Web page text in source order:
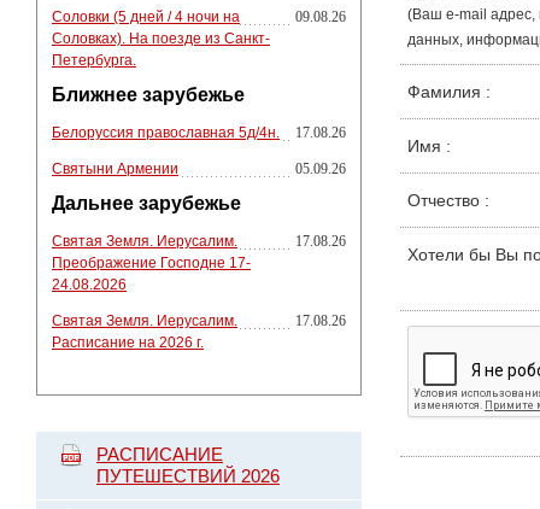
Соловки (5 дней / 4 ночи на
Соловках). На поезде из Санкт-
Петербурга.
09.08.26
Ближнее зарубежье
Белоруссия православная 5д/4н. 17.08.26
Святыни Армении 05.09.26
Дальнее зарубежье
Святая Земля. Иерусалим.
Преображение Господне 17-
24.08.2026
17.08.26
Святая Земля. Иерусалим.
Расписание на 2026 г.
17.08.26
РАСПИСАНИЕ
ПУТЕШЕСТВИЙ 2026
(Ваш e-mail адрес,
данных,
Фамилия :
Имя :
Отчество :
Хотели бы Вы